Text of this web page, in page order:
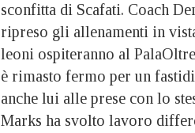
sconfitta di Scafati. Coach
ripreso gli allenamenti in
leoni ospiteranno al
è rimasto fermo per un
anche lui alle prese con lo
Marks ha svolto lavoro